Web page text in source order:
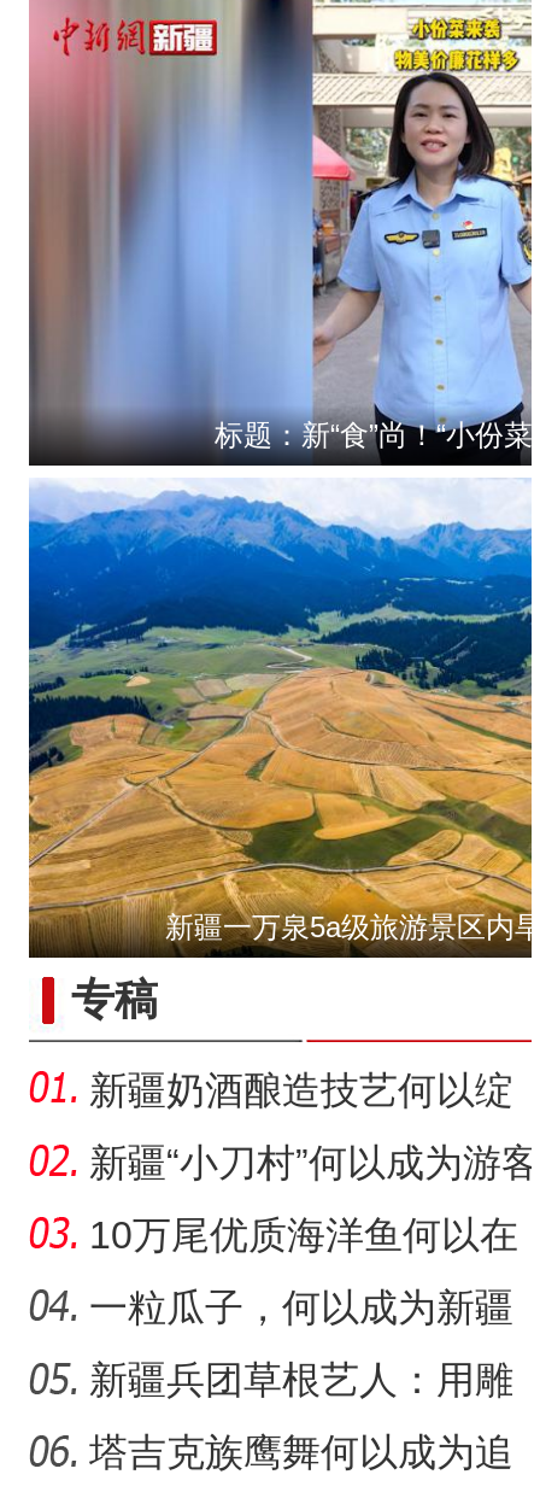
标题：新“食”尚！“小份
“五一”假期，开都河天鹅
“阿克苏是个好地方·四季
新疆一万泉5a级旅游景区内
（追风逐日看新疆）新疆
专稿
新疆奶酒酿造技艺何以绽
放光彩？
新疆“小刀村”何以成为游客
体验非遗技艺打卡地？
10万尾优质海洋鱼何以在
新疆沙漠里安家？
一粒瓜子，何以成为新疆
的名片？
新疆兵团草根艺人：用雕
塑述说“兵团故事”雕刻别
塔吉克族鹰舞何以成为追